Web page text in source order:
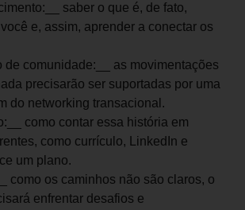
saber o que é, de fato,
e, assim, aprender a conectar os
de comunidade:__ as movimentações
precisarão ser suportadas por uma
do networking transacional.
como contar essa história em
como currículo, LinkedIn e
um plano.
como os caminhos não são claros, o
enfrentar desafios e